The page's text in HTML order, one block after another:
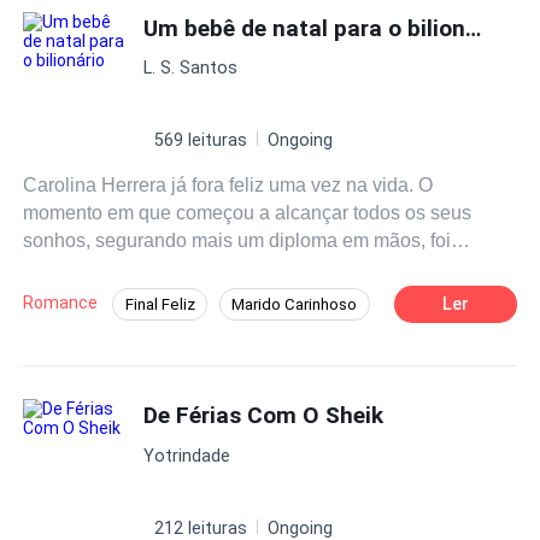
Um bebê de natal para o bilionário
L. S. Santos
569 leituras Ongoing
Carolina Herrera já fora feliz uma vez na vida. O
momento em que começou a alcançar todos os seus
sonhos, segurando mais um diploma em mãos, foi
vida giram, e ela se viu em uma fase crítica. Com a
empresa de seu pai sendo saqueada por um de seus
forma de ajudá-los. Foi então que Thiago surgiu em sua
vida com uma proposta tentadora: sua família injetaria
dinheiro para salvar os Herrera. O que Carolina não
descida ao inferno. Os motivos de Thiago para propor um
Romance Final Feliz Marido Carinhoso
Casamento por Contrato Gravidez
Ler
De Férias Com O Sheik
Yotrindade
212 leituras Ongoing